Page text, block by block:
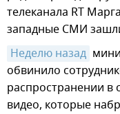
телеканала RT
западные СМИ
Неделю назад
обвинило
распространении в
видео, которые